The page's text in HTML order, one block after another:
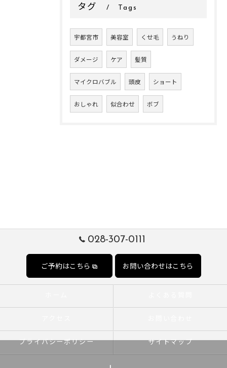
タグ Tags
宇都宮市 美容室 くせ毛 うねり
ダメージ ケア 髪質
マイクロバブル 頭皮 ショート
おしゃれ 似合わせ ボブ
028-307-0111
ご予約はこちら お問い合わせはこちら
プライバシーポリシー サイトマップ